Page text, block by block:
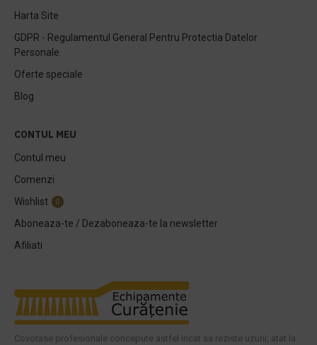
Harta Site
GDPR - Regulamentul General Pentru Protectia Datelor
Personale
Oferte speciale
Blog
CONTUL MEU
Contul meu
Comenzi
Wishlist
0
Aboneaza-te / Dezaboneaza-te la newsletter
Afiliati
Covorase profesionale concepute astfel incat sa reziste uzurii, atat la